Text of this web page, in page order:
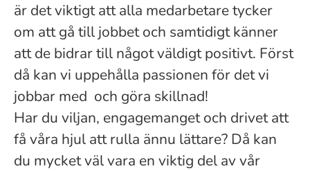
är det viktigt att alla medarbetare tycker
om att gå till jobbet och samtidigt känner
att de bidrar till något väldigt positivt. Först
då kan vi uppehålla passionen för det vi
jobbar med och göra skillnad!
Har du viljan, engagemanget och drivet att
få våra hjul att rulla ännu lättare? Då kan
du mycket väl vara en viktig del av vår